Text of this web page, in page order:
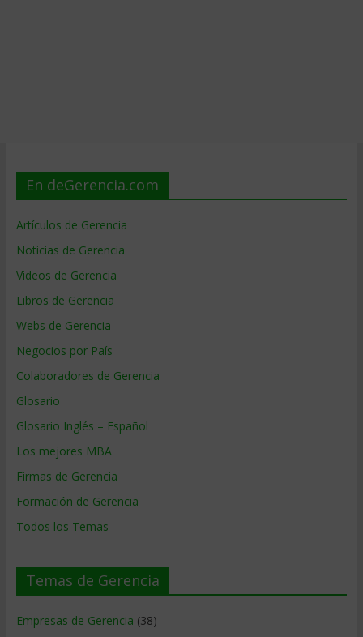
En deGerencia.com
Artículos de Gerencia
Noticias de Gerencia
Videos de Gerencia
Libros de Gerencia
Webs de Gerencia
Negocios por País
Colaboradores de Gerencia
Glosario
Glosario Inglés – Español
Los mejores MBA
Firmas de Gerencia
Formación de Gerencia
Todos los Temas
Temas de Gerencia
Empresas de Gerencia (38)